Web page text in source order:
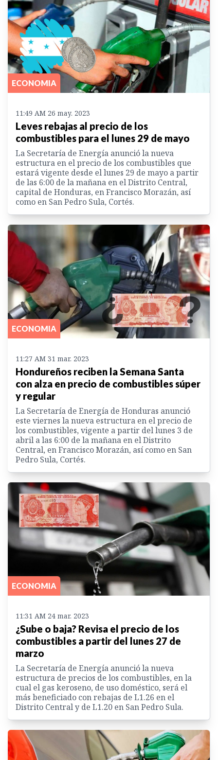
ECONOMIA
11:49 AM 26 may. 2023
Leves rebajas al precio de los
combustibles para el lunes 29 de mayo
La Secretaría de Energía anunció la nueva
estructura en el precio de los combustibles que
estará vigente desde el lunes 29 de mayo a partir
de las 6:00 de la mañana en el Distrito Central,
capital de Honduras, en Francisco Morazán, así
como en San Pedro Sula, Cortés.
ECONOMIA
11:27 AM 31 mar. 2023
Hondureños reciben la Semana Santa
con alza en precio de combustibles súper
y regular
La Secretaría de Energía de Honduras anunció
este viernes la nueva estructura en el precio de
los combustibles, vigente a partir del lunes 3 de
abril a las 6:00 de la mañana en el Distrito
Central, en Francisco Morazán, así como en San
Pedro Sula, Cortés.
ECONOMIA
11:31 AM 24 mar. 2023
¿Sube o baja? Revisa el precio de los
combustibles a partir del lunes 27 de
marzo
La Secretaría de Energía anunció la nueva
estructura de precios de los combustibles, en la
cual el gas keroseno, de uso doméstico, será el
más beneficiado con rebajas de L1.26 en el
Distrito Central y de L1.20 en San Pedro Sula.